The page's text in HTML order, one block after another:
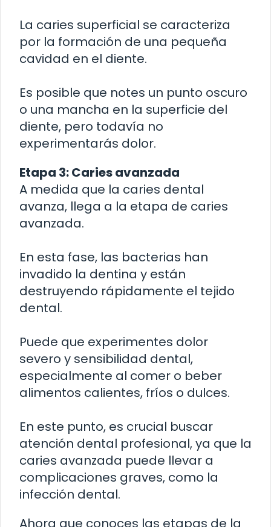
La caries superficial se caracteriza
por la formación de una pequeña
cavidad en el diente.
Es posible que notes un punto oscuro
o una mancha en la superficie del
diente, pero todavía no
experimentarás dolor.
Etapa 3: Caries avanzada
A medida que la caries dental
avanza, llega a la etapa de caries
avanzada.
En esta fase, las bacterias han
invadido la dentina y están
destruyendo rápidamente el tejido
dental.
Puede que experimentes dolor
severo y sensibilidad dental,
especialmente al comer o beber
alimentos calientes, fríos o dulces.
En este punto, es crucial buscar
atención dental profesional, ya que la
caries avanzada puede llevar a
complicaciones graves, como la
infección dental.
Ahora que conoces las etapas de la